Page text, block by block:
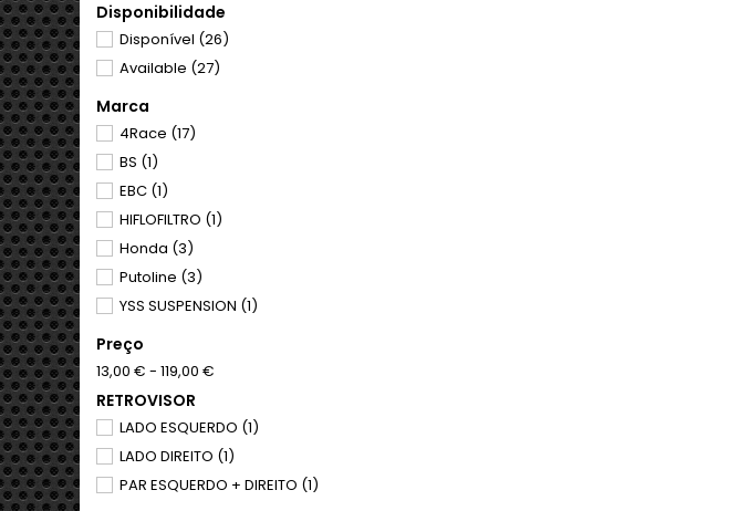
Disponibilidade
Disponível (26)
Available (27)
Marca
4Race (17)
BS (1)
EBC (1)
HIFLOFILTRO (1)
Honda (3)
Putoline (3)
YSS SUSPENSION (1)
Preço
13,00 € - 119,00 €
RETROVISOR
LADO ESQUERDO (1)
LADO DIREITO (1)
PAR ESQUERDO + DIREITO (1)